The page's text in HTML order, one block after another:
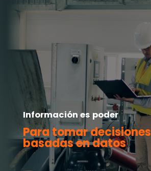
Información es poder
Para mantener una
operación productiva y
segura